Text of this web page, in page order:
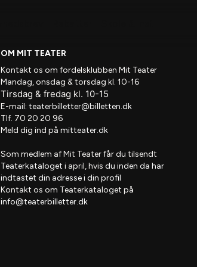
OM MIT TEATER
Kontakt os om fordelsklubben Mit Teater
Mandag, onsdag & torsdag kl. 10-16
Tirsdag & fredag kl. 10-15
E-mail: teaterbilletter@billetten.dk
Tlf. 70 20 20 96
Meld dig ind på mitteater.dk
Som medlem afMit Teaterfår du tilsendt
Teaterkataloget i april, hvis du inden da har
indtastet din adresse i din profil
Kontakt os om Teaterkataloget på
info@teaterbilletter.dk